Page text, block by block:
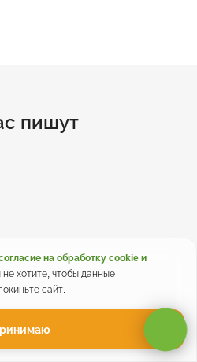
пишут
на обработку cookie и
не хотите, чтобы данные
сайт.